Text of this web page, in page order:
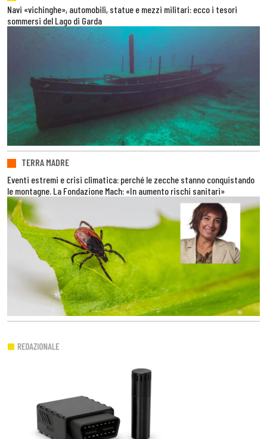
Navi «vichinghe», automobili, statue e mezzi militari: ecco i tesori
sommersi del Lago di Garda
TERRA MADRE
Eventi estremi e crisi climatica: perché le zecche stanno conquistando
le montagne. La Fondazione Mach: «In aumento rischi sanitari»